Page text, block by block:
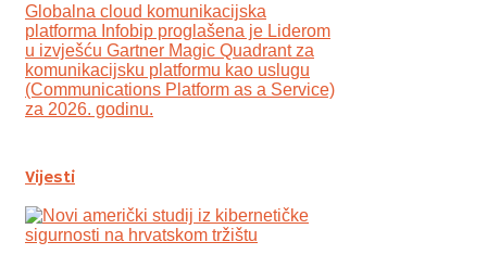
Globalna cloud komunikacijska
platforma Infobip proglašena je Liderom
u izvješću Gartner Magic Quadrant za
komunikacijsku platformu kao uslugu
(Communications Platform as a Service)
za 2026. godinu.
Vijesti